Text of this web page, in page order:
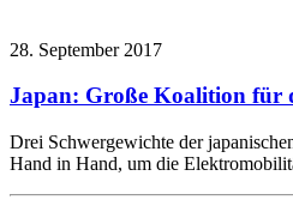
28. September 2017
Japan: Große Koalition für
Drei Schwergewichte der
Hand in Hand, um die